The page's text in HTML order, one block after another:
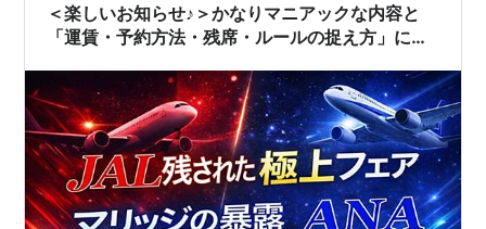
＜楽しいお知らせ♪＞かなりマニアックな内容と
「運賃・予約方法・残席・ルールの捉え方」に踏